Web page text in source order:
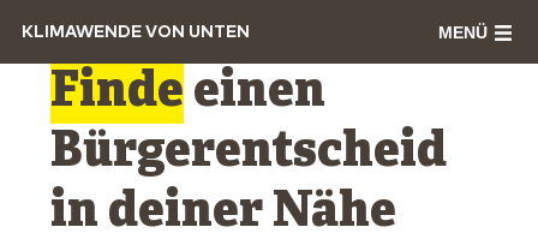
KLIMAWENDE VON UNTEN MENÜ
Finde einen
Bürgerentscheid
in deiner Nähe